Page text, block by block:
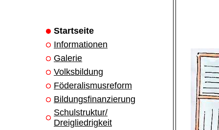
Startseite
Informationen
Galerie
Volksbildung
Föderalismusreform
Bildungsfinanzierung
Schulstruktur/
Dreigliedrigkeit